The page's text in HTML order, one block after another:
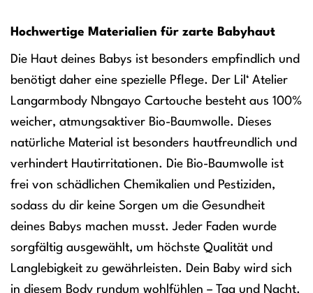
Hochwertige Materialien für zarte Babyhaut
Die Haut deines Babys ist besonders empfindlich und
benötigt daher eine spezielle Pflege. Der Lil‘ Atelier
Langarmbody Nbngayo Cartouche besteht aus 100%
weicher, atmungsaktiver Bio-Baumwolle. Dieses
natürliche Material ist besonders hautfreundlich und
verhindert Hautirritationen. Die Bio-Baumwolle ist
frei von schädlichen Chemikalien und Pestiziden,
sodass du dir keine Sorgen um die Gesundheit
deines Babys machen musst. Jeder Faden wurde
sorgfältig ausgewählt, um höchste Qualität und
Langlebigkeit zu gewährleisten. Dein Baby wird sich
in diesem Body rundum wohlfühlen – Tag und Nacht.